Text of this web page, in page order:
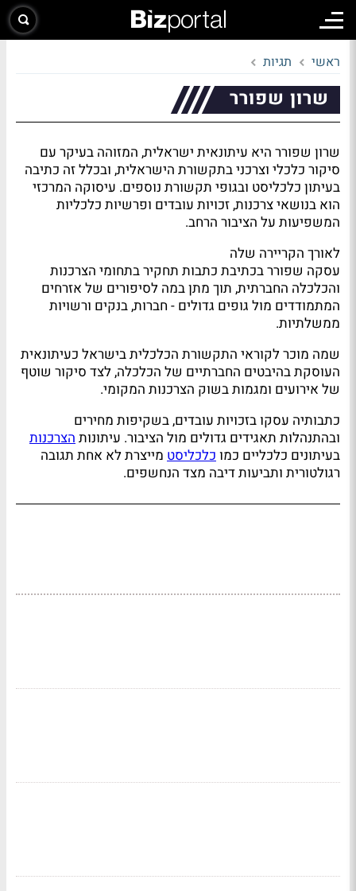
ראשי תגיות
שרון שפורר
שרון שפורר היא עיתונאית ישראלית, המזוהה בעיקר עם
סיקור כלכלי וצרכני בתקשורת הישראלית, ובכלל זה כתיבה
בעיתון כלכליסט ובגופי תקשורת נוספים. עיסוקה המרכזי
הוא בנושאי צרכנות, זכויות עובדים ופרשיות כלכליות
המשפיעות על הציבור הרחב.
לאורך הקריירה שלה
עסקה שפורר בכתיבת כתבות תחקיר בתחומי הצרכנות
והכלכלה החברתית, תוך מתן במה לסיפורים של אזרחים
המתמודדים מול גופים גדולים - חברות, בנקים ורשויות
ממשלתיות.
שמה מוכר לקוראי התקשורת הכלכלית בישראל כעיתונאית
העוסקת בהיבטים החברתיים של הכלכלה, לצד סיקור שוטף
של אירועים ומגמות בשוק הצרכנות המקומי.
כתבותיה עסקו בזכויות עובדים, בשקיפות מחירים
ובהתנהלות תאגידים גדולים מול הציבור. עיתונותהצרכנות
בעיתונים כלכליים כמוכלכליסט מייצרת לא אחת תגובה
רגולטורית ותביעות דיבה מצד הנחשפים.